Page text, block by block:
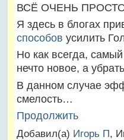
ВСЁ ОЧЕНЬ
Я здесь в блогах
способов усилить
Но как всегда,
нечто новое, а
В данном случае
смелость…
Продолжить
Добавил(а) Игорь П,